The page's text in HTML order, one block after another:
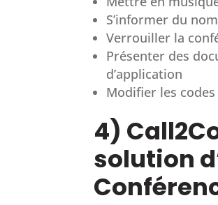
S’informer du
Verrouiller la
Présenter des
d’application
Modifier les
4)
solution